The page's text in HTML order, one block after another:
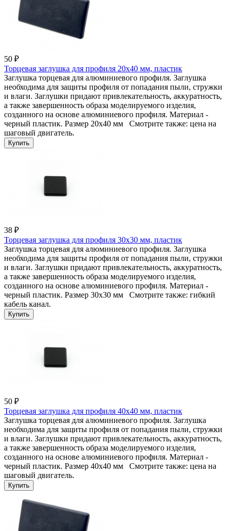
50 ₽
Торцевая заглушка для профиля 20x40 мм, пластик
Заглушка торцевая для алюминиевого профиля. Заглушка
необходима для защиты профиля от попадания пыли, стружки
и влаги. Заглушки придают привлекательность, аккуратность,
а также завершенность образа моделируемого изделия,
созданного на основе алюминиевого профиля. Материал -
черный пластик. Размер 20x40 мм Смотрите также: цена на
шаговый двигатель.
38 ₽
Торцевая заглушка для профиля 30x30 мм, пластик
Заглушка торцевая для алюминиевого профиля. Заглушка
необходима для защиты профиля от попадания пыли, стружки
и влаги. Заглушки придают привлекательность, аккуратность,
а также завершенность образа моделируемого изделия,
созданного на основе алюминиевого профиля. Материал -
черный пластик. Размер 30x30 мм Смотрите также: гибкий
кабель канал.
50 ₽
Торцевая заглушка для профиля 40x40 мм, пластик
Заглушка торцевая для алюминиевого профиля. Заглушка
необходима для защиты профиля от попадания пыли, стружки
и влаги. Заглушки придают привлекательность, аккуратность,
а также завершенность образа моделируемого изделия,
созданного на основе алюминиевого профиля. Материал -
черный пластик. Размер 40x40 мм Смотрите также: цена на
шаговый двигатель.